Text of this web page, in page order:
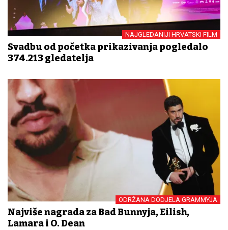
NAJGLEDANIJI HRVATSKI FILM
Svadbu od početka prikazivanja pogledalo
374.213 gledatelja
ODRŽANA DODJELA GRAMMYJA
Najviše nagrada za Bad Bunnyja, Eilish,
Lamara i O. Dean